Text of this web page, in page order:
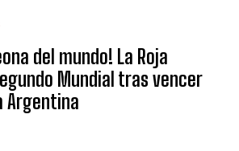
del mundo! La Roja
Mundial tras vencer
Argentina